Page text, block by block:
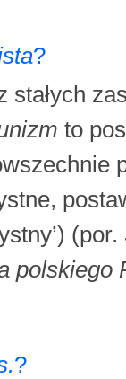
?
stałych
to
(por.
polskiego
?